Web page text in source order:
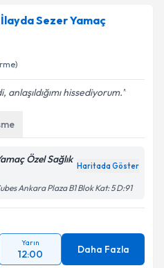
Sezer Yamaç
hissediyorum.
Özel Sağlık
Haritada Göster
Ankara Plaza B1 Blok Kat: 5 D:91
Yarın
12:00 Daha Fazla